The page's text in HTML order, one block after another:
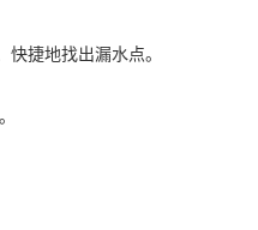
捷地找出漏水点。